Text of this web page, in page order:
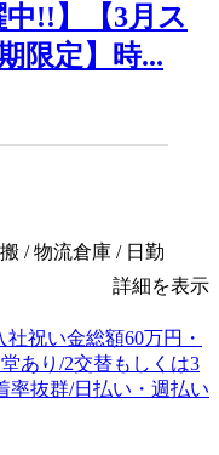
中!!】【3月ス
限定】時...
/ 物流倉庫 / 日勤
詳細を表示